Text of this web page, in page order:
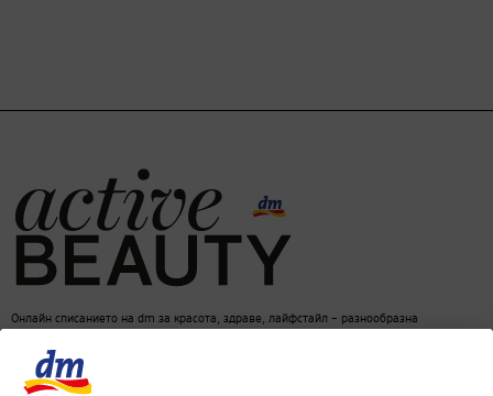
Онлайн списанието на dm за красота, здраве, лайфстайл – разнообразна